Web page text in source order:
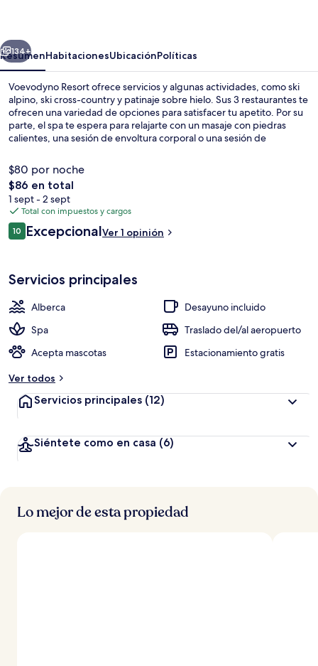
Siguiente
134+
ResumenHabitacionesUbicaciónPolíticas
Voevodyno Resort ofrece servicios y algunas actividades, como ski
alpino, ski cross-country y patinaje sobre hielo. Sus 3 restaurantes te
ofrecen una variedad de opciones para satisfacer tu apetito. Por su
parte, el spa te espera para relajarte con un masaje con piedras
calientes, una sesión de envoltura corporal o una sesión de
cancha de tenis al aire libre. También están disponibles pases de ski,
resguardo de equipos de ski, renta de equipos de ski y clases de ski.
$80 por noche
El
precio
total
es
de
$86 en total
1 sept - 2 sept
Total con impuestos y cargos
Opiniones
1010 de 10,
ExcepcionalVer 1 opinión
Servicios principales
Alberca
Desayuno incluido
Spa
Traslado del/al aeropuerto
Acepta mascotas
Estacionamiento gratis
Ver todos
Servicios principales (12)
Siéntete como en casa (6)
Lo mejor de esta propiedad